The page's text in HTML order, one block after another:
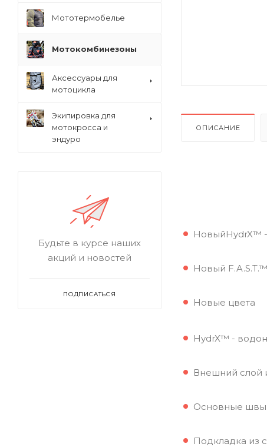
ОПИСАНИЕ
НовыйHydrX™
Новый
Новые цвета
HydrX™ -
Внешний слой
Основные швы
Подкладка из
Мототермобелье
Мотокомбинезоны
Аксессуары для
мотоцикла
Экипировка для
мотокросса и
эндуро
Будьте в курсе наших
акций и новостей
ПОДПИСАТЬСЯ